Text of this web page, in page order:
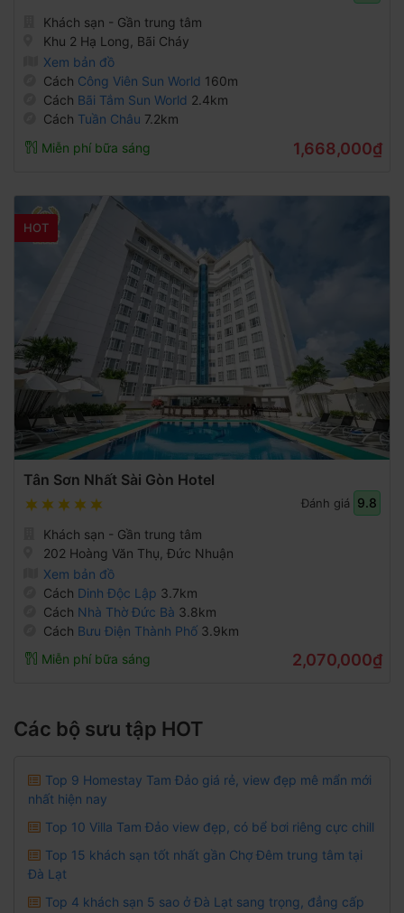
Khách sạn - Gần trung tâm
Khu 2 Hạ Long, Bãi Cháy
Xem bản đồ
Cách Công Viên Sun World 160m
Cách Bãi Tắm Sun World 2.4km
Cách Tuần Châu 7.2km
Miễn phí bữa sáng
1,668,000₫
HOT
Tân Sơn Nhất Sài Gòn Hotel
Đánh giá 9.8
Khách sạn - Gần trung tâm
202 Hoàng Văn Thụ, Đức Nhuận
Xem bản đồ
Cách Dinh Độc Lập 3.7km
Cách Nhà Thờ Đức Bà 3.8km
Cách Bưu Điện Thành Phố 3.9km
Miễn phí bữa sáng
2,070,000₫
Các bộ sưu tập HOT
Top 9 Homestay Tam Đảo giá rẻ, view đẹp mê mẩn mới
nhất hiện nay
Top 10 Villa Tam Đảo view đẹp, có bể bơi riêng cực chill
Top 15 khách sạn tốt nhất gần Chợ Đêm trung tâm tại
Đà Lạt
Top 4 khách sạn 5 sao ở Đà Lạt sang trọng, đẳng cấp